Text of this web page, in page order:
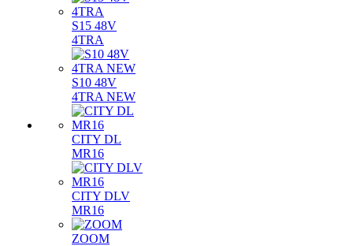
S15 48V
4TRA
S10 48V
4TRA NEW
CITY DL
MR16
CITY DLV
MR16
ZOOM